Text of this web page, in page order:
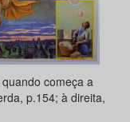
começa a
p.154; à direita,